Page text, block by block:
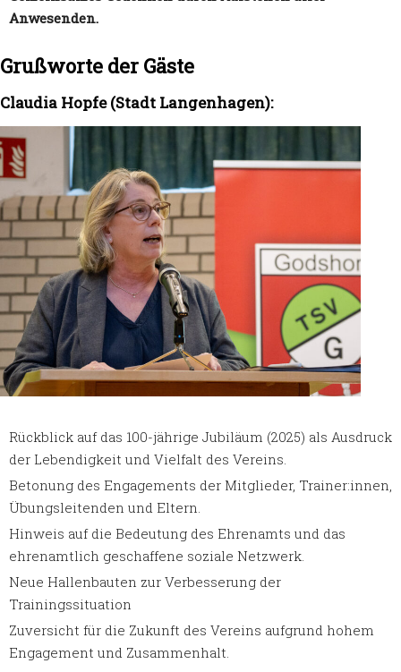
Anwesenden.
Grußworte der Gäste
Claudia Hopfe (Stadt Langenhagen):
Rückblick auf das 100-jährige Jubiläum (2025) als Ausdruck
der Lebendigkeit und Vielfalt des Vereins.
Betonung des Engagements der Mitglieder, Trainer:innen,
Übungsleitenden und Eltern.
Hinweis auf die Bedeutung des Ehrenamts und das
ehrenamtlich geschaffene soziale Netzwerk.
Neue Hallenbauten zur Verbesserung der
Trainingssituation
Zuversicht für die Zukunft des Vereins aufgrund hohem
Engagement und Zusammenhalt.